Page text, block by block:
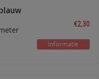
€2,30
Informatie